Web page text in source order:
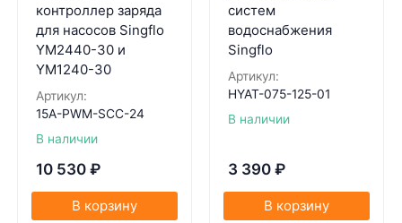
контроллер заряда
для насосов Singflo
YM2440-30 и
YM1240-30
Артикул:
15A-PWM-SCC-24
В наличии
10 530 ₽
В корзину
систем
водоснабжения
Singflo
Артикул:
HYAT-075-125-01
В наличии
3 390 ₽
В корзину